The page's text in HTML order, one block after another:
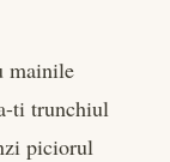
mainile
ti trunchiul
piciorul